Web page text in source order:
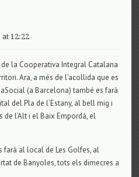
12:22
la Cooperativa Integral Catalana
Ara, a més de l’acollida que es
(a Barcelona) també es farà
del Pla de l’Estany, al bell mig i
l’Alt i el Baix Empordà, el
farà al local de Les Golfes, al
de Banyoles, tots els dimecres a